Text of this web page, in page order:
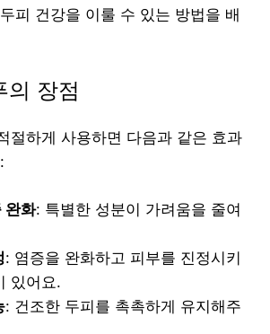
피 건강을 이룰 수 있는 방법을 배
의 장점
절하게 사용하면 다음과 같은 효과
완화: 특별한 성분이 가려움을 줄여
: 염증을 완화하고 피부를 진정시키
있어요.
: 건조한 두피를 촉촉하게 유지해주